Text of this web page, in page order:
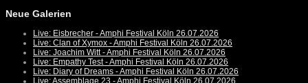
Neue Galerien
Live: Eisbrecher - Amphi Festival Köln 26.07.2026
Live: Clan of Xymox - Amphi Festival Köln 26.07.2026
Live: Joachim Witt - Amphi Festival Köln 26.07.2026
Live: Empathy Test - Amphi Festival Köln 26.07.2026
Live: Diary of Dreams - Amphi Festival Köln 26.07.2026